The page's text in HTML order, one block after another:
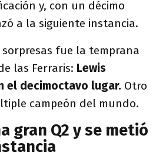
y, con un décimo
a la siguiente instancia.
fue la temprana
las Ferraris: Lewis
el decimoctavo lugar. Otro
campeón del mundo.
gran Q2 y se metió